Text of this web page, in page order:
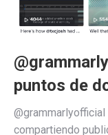
puntos de
compartiendo